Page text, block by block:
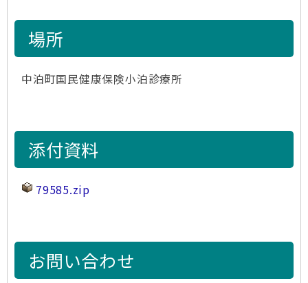
場所
中泊町国民健康保険小泊診療所
添付資料
79585.zip
お問い合わせ